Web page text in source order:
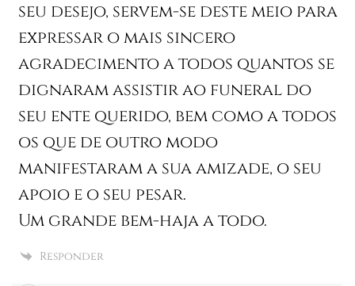
seu desejo, servem-se deste meio para
expressar o mais sincero
agradecimento a todos quantos se
dignaram assistir ao funeral do
seu ente querido, bem como a todos
os que de outro modo
manifestaram a sua amizade, o seu
apoio e o seu pesar.
Um grande bem-haja a todo.
Responder